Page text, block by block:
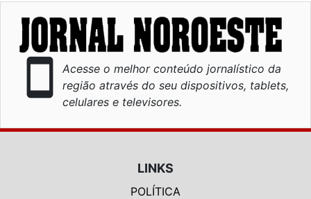
smartphone
Acesse o melhor conteúdo jornalístico da
região através do seu dispositivos, tablets,
celulares e televisores.
LINKS
POLÍTICA